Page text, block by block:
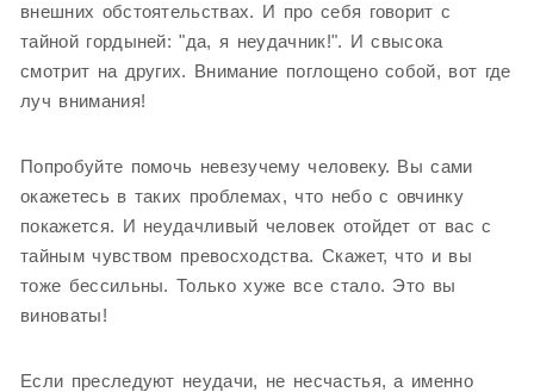
внешних обстоятельствах. И про себя говорит с
тайной гордыней: "да, я неудачник!". И свысока
смотрит на других. Внимание поглощено собой, вот где
луч внимания!
Попробуйте помочь невезучему человеку. Вы сами
окажетесь в таких проблемах, что небо с овчинку
покажется. И неудачливый человек отойдет от вас с
тайным чувством превосходства. Скажет, что и вы
тоже бессильны. Только хуже все стало. Это вы
виноваты!
Если преследуют неудачи, не несчастья, а именно